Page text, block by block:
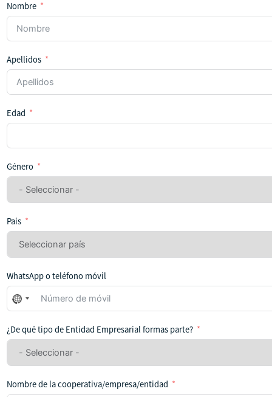
Nombre
Apellidos
Edad
Género
País
WhatsApp o teléfono móvil
No
se
seleccionado
ningún
¿De qué tipo de Entidad Empresarial formas parte?
Nombre de la cooperativa/empresa/entidad